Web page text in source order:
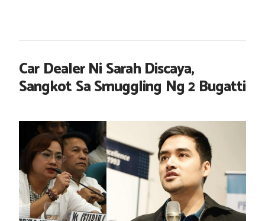
Car Dealer Ni Sarah Discaya,
Sangkot Sa Smuggling Ng 2 Bugatti